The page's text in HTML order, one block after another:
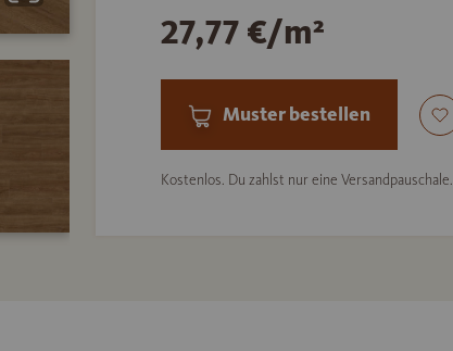
27,77 €/m²
Muster bestellen
Kostenlos. Du zahlst nur eine Versandpauschale.